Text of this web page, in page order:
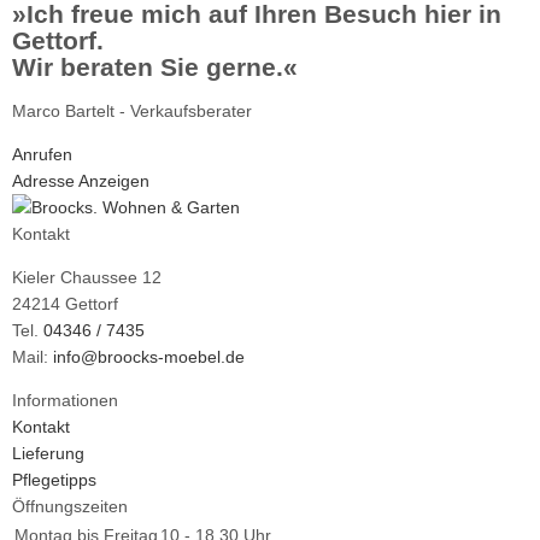
»Ich freue mich auf Ihren Besuch hier in
Gettorf.
Wir beraten Sie gerne.«
Marco Bartelt - Verkaufsberater
Anrufen
Adresse Anzeigen
Kontakt
Kieler Chaussee 12
24214 Gettorf
Tel. 04346 / 7435
Mail: info@broocks-moebel.de
Informationen
Kontakt
Lieferung
Pflegetipps
Öffnungszeiten
Montag bis Freitag 10 - 18.30 Uhr